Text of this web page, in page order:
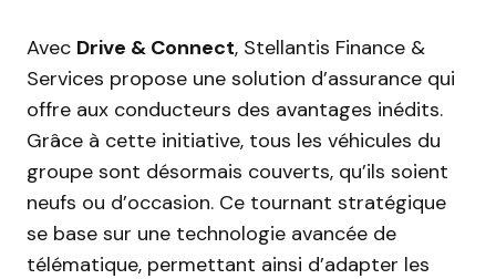
Avec Drive & Connect, Stellantis Finance &
Services propose une solution d’assurance qui
offre aux conducteurs des avantages inédits.
Grâce à cette initiative, tous les véhicules du
groupe sont désormais couverts, qu’ils soient
neufs ou d’occasion. Ce tournant stratégique
se base sur une technologie avancée de
télématique, permettant ainsi d’adapter les